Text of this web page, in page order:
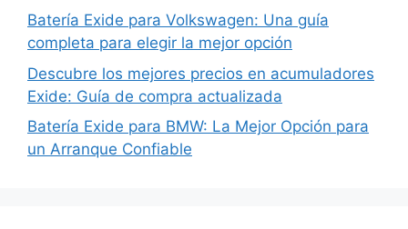
Batería Exide para Volkswagen: Una guía
completa para elegir la mejor opción
Descubre los mejores precios en acumuladores
Exide: Guía de compra actualizada
Batería Exide para BMW: La Mejor Opción para
un Arranque Confiable